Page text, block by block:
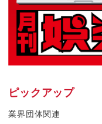
ピックアップ
業界団体関連